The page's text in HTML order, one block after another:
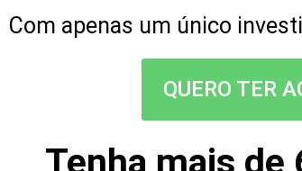
Com apenas um único
QUERO TER
Tenha mais de